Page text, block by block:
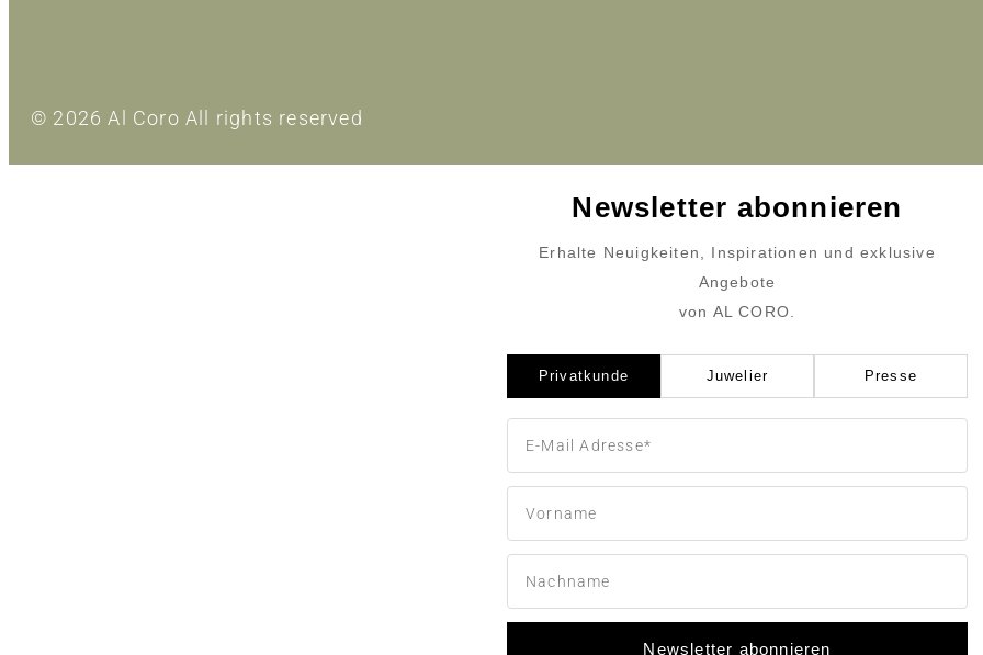
© 2026 Al Coro All rights reserved
Newsletter abonnieren
Erhalte Neuigkeiten, Inspirationen und exklusive
Angebote
von AL CORO.
Privatkunde Juwelier Presse
Newsletter abonnieren